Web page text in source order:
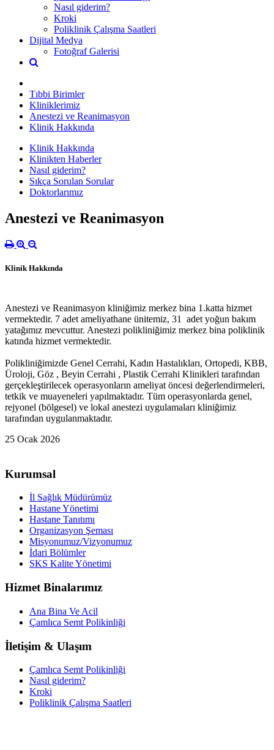
Nasıl giderim?
Kroki
Poliklinik Çalışma Saatleri
Dijital Medya
Fotoğraf Galerisi
Tıbbi Birimler
Kliniklerimiz
Anestezi ve Reanimasyon
Klinik Hakkında
Klinik Hakkında
Klinikten Haberler
Nasıl giderim?
Sıkça Sorulan Sorular
Doktorlarımız
Anestezi ve Reanimasyon
Klinik Hakkında
Anestezi ve Reanimasyon kliniğimiz merkez bina 1.katta hizmet
vermektedir. 7 adet ameliyathane ünitemiz, 31 adet yoğun bakım
yatağımız mevcuttur. Anestezi polikliniğimiz merkez bina poliklinik
katında hizmet vermektedir.
Polikliniğimizde Genel Cerrahi, Kadın Hastalıkları, Ortopedi, KBB,
Üroloji, Göz , Beyin Cerrahi , Plastik Cerrahi Klinikleri tarafından
gerçekleştirilecek operasyonların ameliyat öncesi değerlendirmeleri,
tetkik ve muayeneleri yapılmaktadır. Tüm operasyonlarda genel,
rejyonel (bölgesel) ve lokal anestezi uygulamaları kliniğimiz
tarafından uygulanmaktadır.
25 Ocak 2026
Kurumsal
İl Sağlık Müdürümüz
Hastane Yönetimi
Hastane Tanıtımı
Organizasyon Şeması
Misyonumuz/Vizyonumuz
İdari Bölümler
SKS Kalite Yönetimi
Hizmet Binalarımız
Ana Bina Ve Acil
Çamlıca Semt Polikinliği
İletişim & Ulaşım
Çamlıca Semt Polikinliği
Nasıl giderim?
Kroki
Poliklinik Çalışma Saatleri